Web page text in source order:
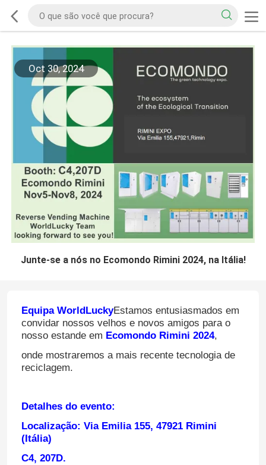
Oct 30, 2024
Junte-se a nós no Ecomondo Rimini 2024, na Itália!
Equipa WorldLuckyEstamos entusiasmados em
convidar nossos velhos e novos amigos para o
nosso estande em Ecomondo Rimini 2024,
onde mostraremos a mais recente tecnologia de
reciclagem.
Detalhes do evento:
Localização: Via Emilia 155, 47921 Rimini
(Itália)
C4, 207D.